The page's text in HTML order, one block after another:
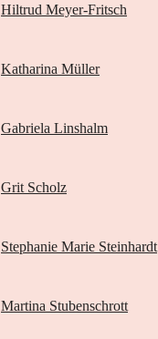
Hiltrud Meyer-Fritsch
Katharina Müller
Gabriela Linshalm
Grit Scholz
Stephanie Marie Steinhardt
Martina Stubenschrott